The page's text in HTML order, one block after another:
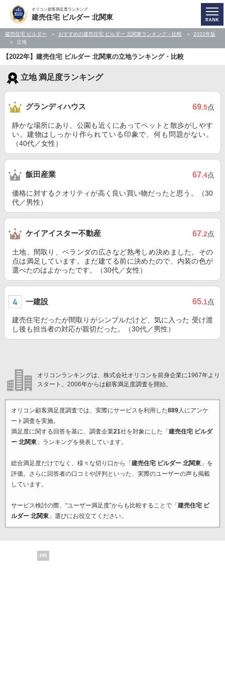
オリコン顧客満足度ランキング
建売住宅 ビルダー 北関東
建売住宅 ビルダー おすすめの建売住宅 ビルダー 北関東ランキング・比較
2022年版
立地
【2022年】建売住宅 ビルダー 北関東の立地ランキング・比較
立地 満足度ランキング
グランディハウス 69.5点
静かな場所にあり、公園も近くにあってペットと散歩がしやす
い。建物はしっかり作られている印象で、何も問題がない。
（40代／女性）
飯田産業 67.4点
価格に対するクオリティが高く良い買い物だったと思う。（30
代／男性）
ケイアイスター不動産 67.2点
土地、間取り、ベランダの広さなど熟考しめ決めました。その
点は満足しています。まだ建てる前に決めたので、内装の色が
選べたのはよかったです。（30代／女性）
一建設 65.1点
建売住宅だったが間取りがシンプルだけど、気に入った 受け渡
し後も担当者の対応が親切だった。（30代／男性）
オリコンランキングは、株式会社オリコンを前身企業に1967年より
スタート。2006年からは顧客満足度調査を開始。
オリコン顧客満足度調査では、実際にサービスを利用した889人にアンケ
ート調査を実施。
満足度に関する回答を基に、調査企業21社を対象にした「 建売住宅 ビルダ
ー 北関東」ランキングを発表しています。
総合満足度だけでなく、様々な切り口から「 建売住宅 ビルダー 北関東」を
評価。さらに回答者の口コミや評判といった、実際のユーザーの声も掲載
しています。
サービス検討の際、“ユーザー満足度”からも比較することで「 建売住宅 ビ
ルダー 北関東」選びにお役立てください。
PR